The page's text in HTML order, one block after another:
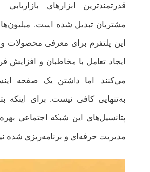
قدرتمندترین ابزارهای
مشتریان تبدیل شده است.
این پلتفرم برای معرفی محصولات
ایجاد تعامل با مخاطبان و افزایش
می‌کنند. اما داشتن یک صفحه
به‌تنهایی کافی نیست. برای اینکه
پتانسیل‌های این شبکه اجتماعی
مدیریت حرفه‌ای و برنامه‌ریزی شده